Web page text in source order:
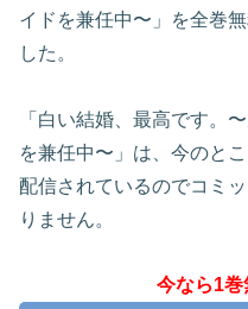
イドを兼任中〜」を全巻
した。
「白い結婚、最高です。
を兼任中〜」は、今のと
配信されているのでコミ
りません。
今なら1巻